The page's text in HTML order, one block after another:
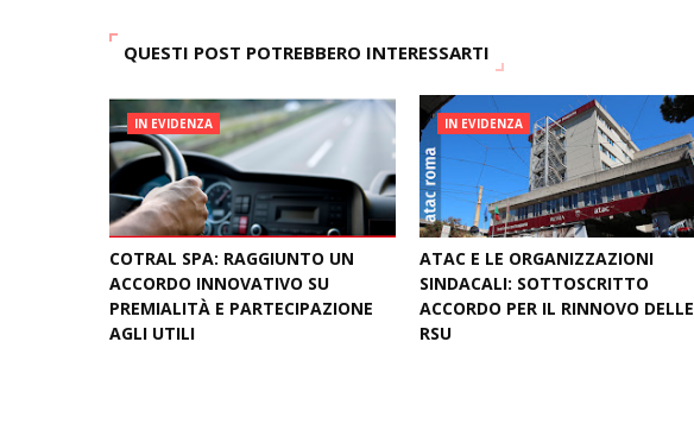
QUESTI POST POTREBBERO INTERESSARTI
IN EVIDENZA
COTRAL SPA: RAGGIUNTO UN
ACCORDO INNOVATIVO SU
PREMIALITÀ E PARTECIPAZIONE
AGLI UTILI
IN EVIDENZA
ATAC E LE ORGANIZZAZIONI
SINDACALI: SOTTOSCRITTO
ACCORDO PER IL RINNOVO DELLE
RSU